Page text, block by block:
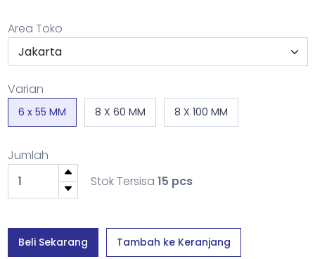
Area Toko
Varian
6 x 55 MM 8 X 60 MM 8 X 100 MM
Jumlah
Stok Tersisa 15 pcs
Beli Sekarang Tambah ke Keranjang